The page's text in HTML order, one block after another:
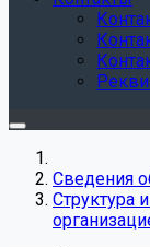
Сведения
Структура